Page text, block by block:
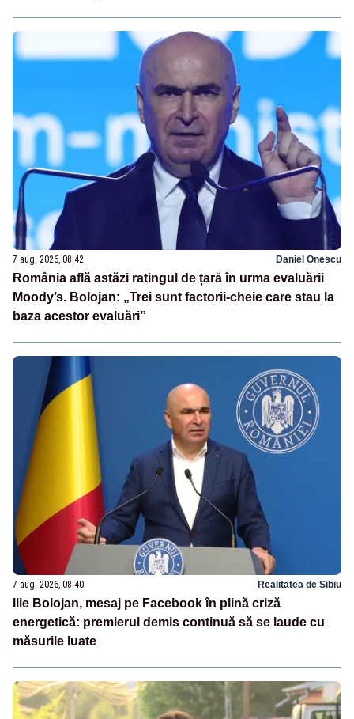
7 aug. 2026, 08:42 Daniel Onescu
România află astăzi ratingul de țară în urma evaluării
Moody’s. Bolojan: „Trei sunt factorii-cheie care stau la
baza acestor evaluări”
7 aug. 2026, 08:40 Realitatea de Sibiu
Ilie Bolojan, mesaj pe Facebook în plină criză
energetică: premierul demis continuă să se laude cu
măsurile luate